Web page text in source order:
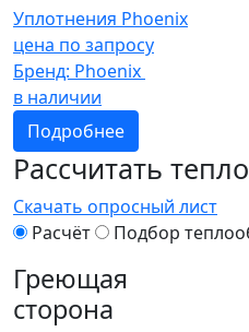
Уплотнения Phoenix
цена по запросу
Бренд: Phoenix
в наличии
Подробнее
Рассчитать
Скачать опросный лист
Расчёт
Подбор
Греющая
сторона